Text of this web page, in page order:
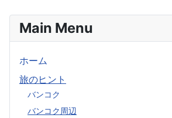
Main Menu
ホーム
旅のヒント
バンコク
バンコク周辺